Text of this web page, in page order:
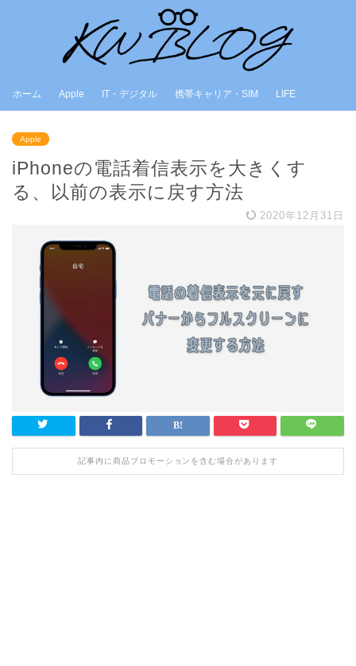
ホーム Apple IT・デジタル 携帯キャリア・SIM LIFE
Apple
iPhoneの電話着信表示を大きくす
る、以前の表示に戻す方法
2020年12月31日
記事内に商品プロモーションを含む場合があります